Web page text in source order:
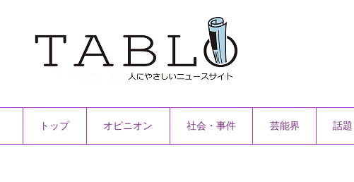
トップ オピニオン 社会・事件 芸能界 話題